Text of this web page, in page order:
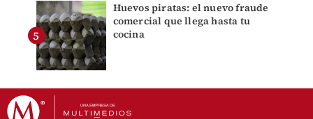
Huevos piratas: el nuevo fraude
comercial que llega hasta tu
cocina